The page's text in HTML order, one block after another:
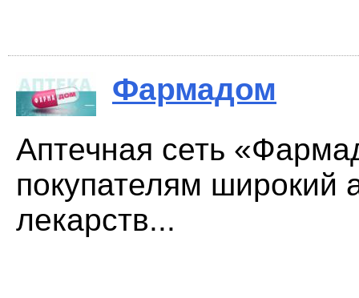
Фармадом
Аптечная сеть
покупателям широкий
лекарств...